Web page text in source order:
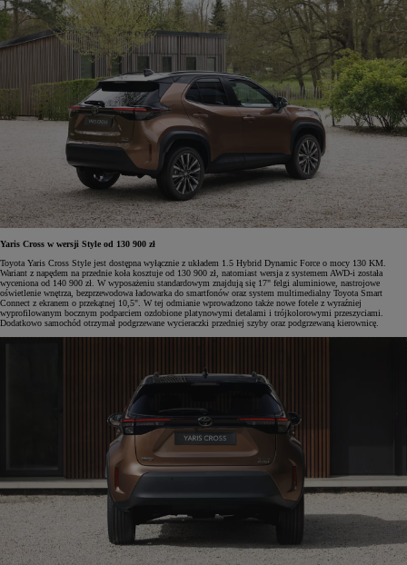
Yaris Cross w wersji Style od 130 900 zł
Toyota Yaris Cross Style jest dostępna wyłącznie z układem 1.5 Hybrid Dynamic Force o mocy 130 KM.
Wariant z napędem na przednie koła kosztuje od 130 900 zł, natomiast wersja z systemem AWD-i została
wyceniona od 140 900 zł. W wyposażeniu standardowym znajdują się 17" felgi aluminiowe, nastrojowe
oświetlenie wnętrza, bezprzewodowa ładowarka do smartfonów oraz system multimedialny Toyota Smart
Connect z ekranem o przekątnej 10,5". W tej odmianie wprowadzono także nowe fotele z wyraźniej
wyprofilowanym bocznym podparciem ozdobione platynowymi detalami i trójkolorowymi przeszyciami.
Dodatkowo samochód otrzymał podgrzewane wycieraczki przedniej szyby oraz podgrzewaną kierownicę.